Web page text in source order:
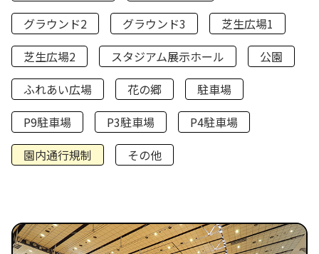
グラウンド2
グラウンド3
芝生広場1
芝生広場2
スタジアム展示ホール
公園
ふれあい広場
花の郷
駐車場
P9駐車場
P3駐車場
P4駐車場
園内通行規制
その他